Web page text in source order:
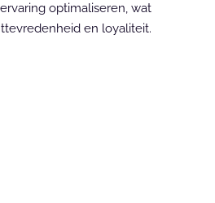
optimaliseren, wat
en loyaliteit.